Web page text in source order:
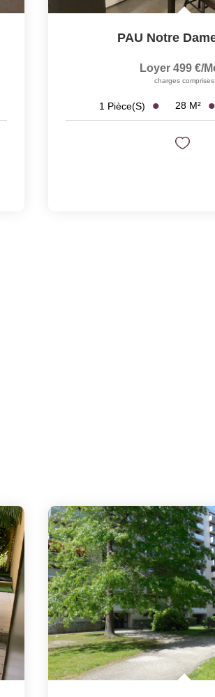
PAU Notre
Loyer 499 €/
charges comprises
1 Pièce(s) 28 M²